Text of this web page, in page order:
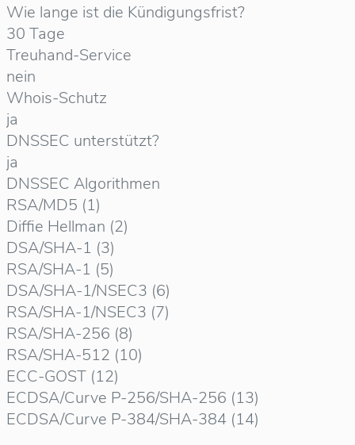
Wie lange ist die Kündigungsfrist?
30 Tage
Treuhand-Service
nein
Whois-Schutz
ja
DNSSEC unterstützt?
ja
DNSSEC Algorithmen
RSA/MD5 (1)
Diffie Hellman (2)
DSA/SHA-1 (3)
RSA/SHA-1 (5)
DSA/SHA-1/NSEC3 (6)
RSA/SHA-1/NSEC3 (7)
RSA/SHA-256 (8)
RSA/SHA-512 (10)
ECC-GOST (12)
ECDSA/Curve P-256/SHA-256 (13)
ECDSA/Curve P-384/SHA-384 (14)